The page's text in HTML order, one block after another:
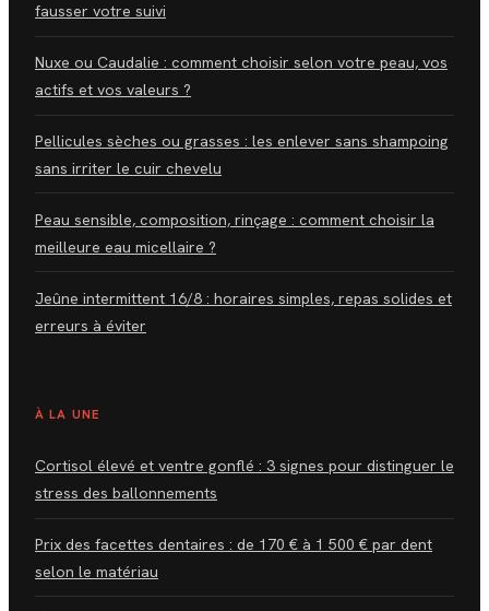
fausser votre suivi
Nuxe ou Caudalie : comment choisir selon votre peau, vos
actifs et vos valeurs ?
Pellicules sèches ou grasses : les enlever sans shampoing
sans irriter le cuir chevelu
Peau sensible, composition, rinçage : comment choisir la
meilleure eau micellaire ?
Jeûne intermittent 16/8 : horaires simples, repas solides et
erreurs à éviter
À LA UNE
Cortisol élevé et ventre gonflé : 3 signes pour distinguer le
stress des ballonnements
Prix des facettes dentaires : de 170 € à 1 500 € par dent
selon le matériau